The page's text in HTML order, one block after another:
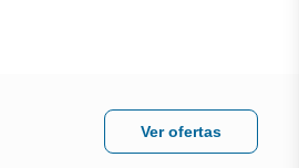
Ver ofertas